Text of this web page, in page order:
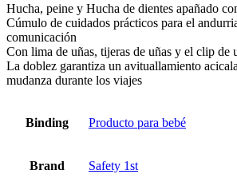
Hucha, peine y Hucha de dientes apañado
Cúmulo de cuidados prácticos para el
comunicación
Con lima de uñas, tijeras de uñas y el clip de
La doblez garantiza un avituallamiento
mudanza durante los viajes
Binding Producto para bebé
Brand Safety 1st